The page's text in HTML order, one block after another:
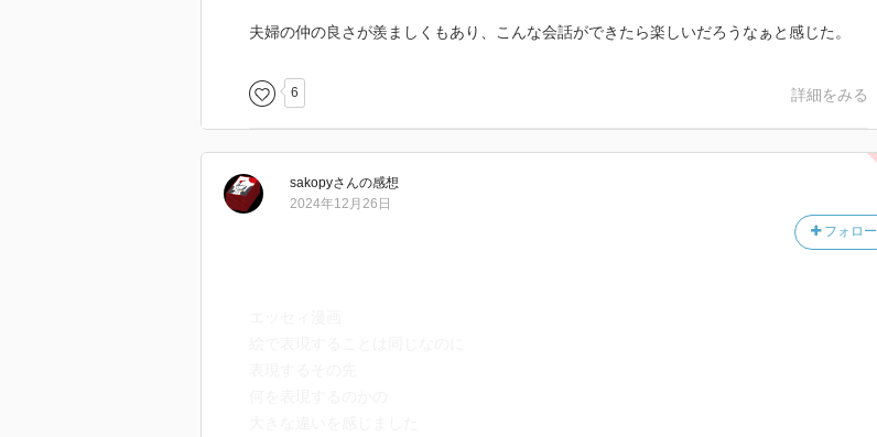
夫婦の仲の良さが羨ましくもあり、こんな会話ができたら楽しいだろうなぁと感じた。
6 詳細をみる
sakopyさんの感想
フォロー
2024年12月26日